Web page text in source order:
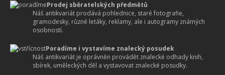
Prodej sběratelských předmětů
Náš antikvariát prodává pohlednice, staré fotografie,
gramodesky, různé letáky, reklamy, ale i autogramy známých
osobností.
Poradíme i vystavíme znalecký posudek
Náš antikvariát je oprávněn provádět znalecké odhady knih,
sbírek, uměleckých děl a vystavovat znalecké posudky.